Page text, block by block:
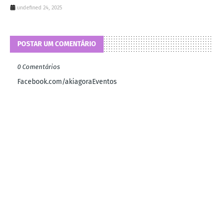
undefined 24, 2025
POSTAR UM COMENTÁRIO
0 Comentários
Facebook.com/akiagoraEventos